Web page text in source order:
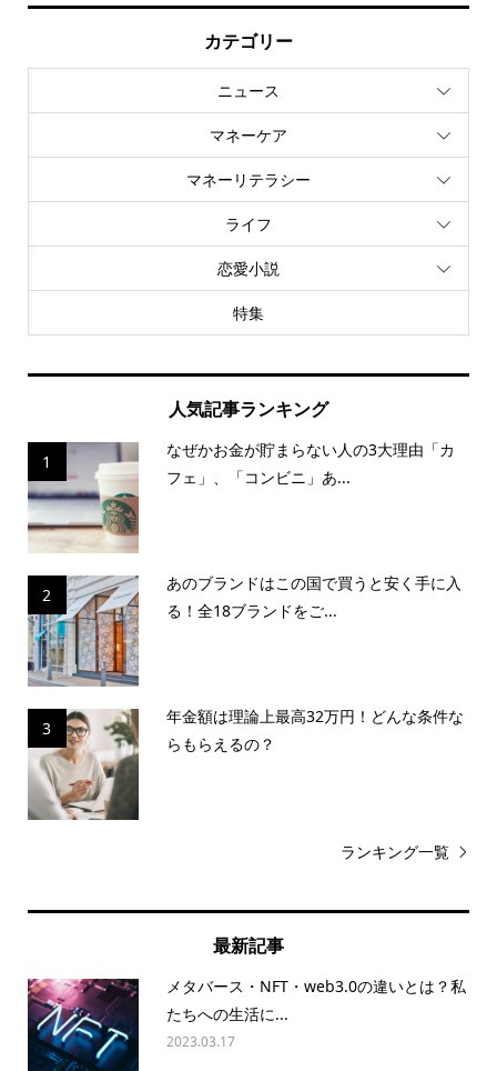
カテゴリー
ニュース
マネーケア
マネーリテラシー
ライフ
恋愛小説
特集
人気記事ランキング
1
なぜかお金が貯まらない人の3大理由「カ
フェ」、「コンビニ」あ...
2
あのブランドはこの国で買うと安く手に入
る！全18ブランドをご...
3
年金額は理論上最高32万円！どんな条件な
らもらえるの？
ランキング一覧
最新記事
メタバース・NFT・web3.0の違いとは？私
たちへの生活に...
2023.03.17